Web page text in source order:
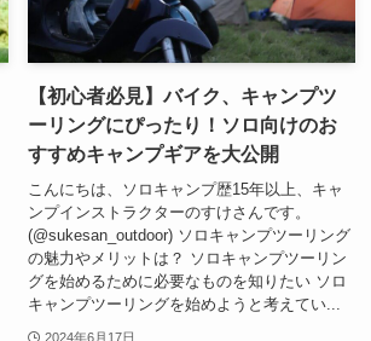
【初心者必見】バイク、キャンプツ
ーリングにぴったり！ソロ向けのお
すすめキャンプギアを大公開
こんにちは、ソロキャンプ歴15年以上、キャ
ンプインストラクターのすけさんです。
(@sukesan_outdoor) ソロキャンプツーリング
の魅力やメリットは？ ソロキャンプツーリン
グを始めるために必要なものを知りたい ソロ
キャンプツーリングを始めようと考えてい...
2024年6月17日